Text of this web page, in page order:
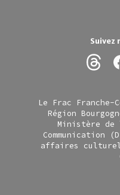
Le Frac
Région
Ministère
Communication
affaires